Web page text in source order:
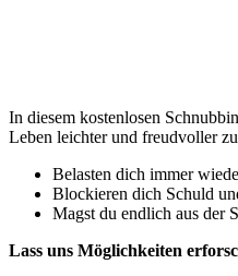
In diesem kostenlosen
Leben leichter und freudvoller
Belasten dich immer
Blockieren dich Schuld
Magst du endlich aus der
Lass uns Möglichkeiten